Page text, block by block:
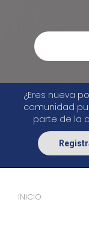
¿Eres nueva
comunidad
parte de la
INICIO